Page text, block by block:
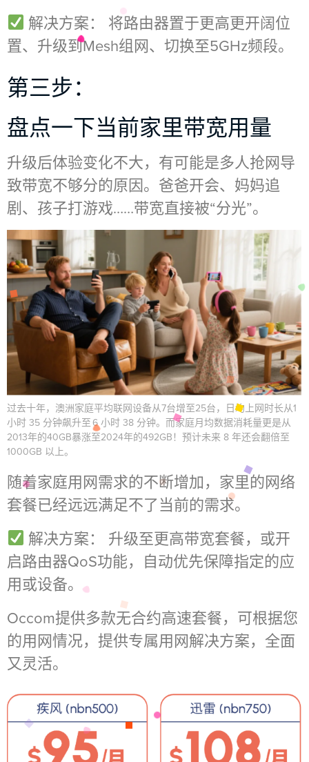
解决方案： 将路由器置于更高更开阔位
置、升级到Mesh组网、切换至5GHz频段。
第三步：
盘点一下当前家里带宽用量
升级后体验变化不大，有可能是多人抢网导
致带宽不够分的原因。爸爸开会、妈妈追
剧、孩子打游戏……带宽直接被“分光”。
过去十年，澳洲家庭平均联网设备从7台增至25台，日均上网时长从1
小时 35 分钟飙升至 6 小时 38 分钟。而家庭月均数据消耗量更是从
2013年的40GB暴涨至2024年的492GB！预计未来 8 年还会翻倍至
1000GB 以上。
随着家庭用网需求的不断增加，家里的网络
套餐已经远远满足不了当前的需求。
解决方案： 升级至更高带宽套餐，或开
启路由器QoS功能，自动优先保障指定的应
用或设备。
Occom提供多款无合约高速套餐，可根据您
的用网情况，提供专属用网解决方案，全面
又灵活。